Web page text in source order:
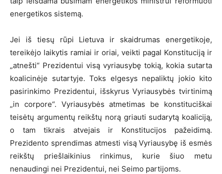
energetikos sistemą.
Jei iš tiesų rūpi Lietuva ir skaidrumas energetikoje,
tereikėjo laikytis ramiai ir oriai, veikti pagal Konstituciją ir
„atnešti“ Prezidentui visą vyriausybę tokią, kokia sutarta
koalicinėje sutartyje. Toks elgesys nepaliktų jokio kito
pasirinkimo Prezidentui, išskyrus Vyriausybės tvirtinimą
„in corpore“. Vyriausybės atmetimas be konstituciškai
teisėtų argumentų reikštų norą griauti sudarytą koaliciją,
o tam tikrais atvejais ir Konstitucijos pažeidimą.
Prezidento sprendimas atmesti visą Vyriausybę iš esmės
reikštų priešlaikinius rinkimus, kurie šiuo metu
nenaudingi nei Prezidentui, nei Seimo partijoms.